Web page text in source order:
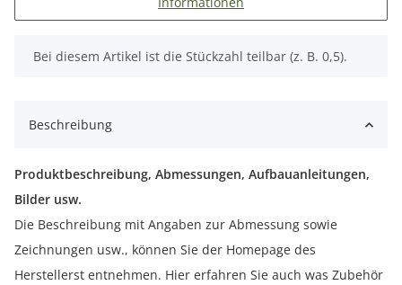
x
Bei diesem Artikel ist die Stückzahl teilbar (z. B. 0,5).
Beschreibung
Produktbeschreibung, Abmessungen, Aufbauanleitungen,
Bilder usw.
Die Beschreibung mit Angaben zur Abmessung sowie
Zeichnungen usw., können Sie der Homepage des
Herstellerst entnehmen. Hier erfahren Sie auch was Zubehör